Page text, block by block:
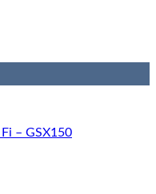
– GSX150